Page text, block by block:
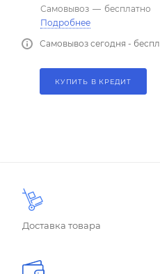
Самовывоз — бесплатно
Подробнее
Самовывоз сегодня -
КУПИТЬ В КРЕДИТ
Доставка товара